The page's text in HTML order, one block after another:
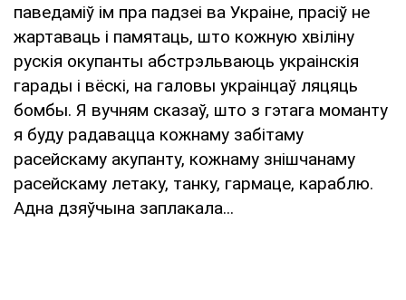
паведаміў ім пра падзеі ва Украіне, прасіў не
жартаваць і памятаць, што кожную хвіліну
рускія окупанты абстрэльваюць украінскія
гарады і вёскі, на галовы украінцаў ляцяць
бомбы. Я вучням сказаў, што з гэтага моманту
я буду радавацца кожнаму забітаму
расейскаму акупанту, кожнаму знішчанаму
расейскаму летаку, танку, гармаце, караблю.
Адна дзяўчына заплакала...